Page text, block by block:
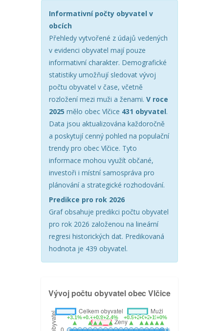
Informativní počty obyvatel v
obcích
Přehledy vytvořené z údajů vedených
v evidenci obyvatel mají pouze
informativní charakter. Demografické
statistiky umožňují sledovat vývoj
počtu obyvatel v čase, včetně
rozložení mezi muži a ženami. V roce
2025 mělo obec Vlčice 431 obyvatel.
Data jsou aktualizována každoročně
a poskytují cenný pohled na populační
trendy pro obec Vlčice. Tyto
informace mohou využít občané,
investoři i místní samospráva pro
plánování a strategické rozhodování.
Predikce pro rok 2026
Graf obsahuje predikci počtu obyvatel
pro rok 2026 založenou na lineární
regresi historických dat. Predikovaná
hodnota je 439 obyvatel.